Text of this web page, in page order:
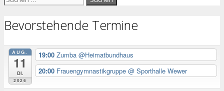
Bevorstehende Termine
AUG.
11
Di.
2026
19:00 Zumba @Heimatbundhaus
20:00 Frauengymnastikgruppe @ Sporthalle Wewer